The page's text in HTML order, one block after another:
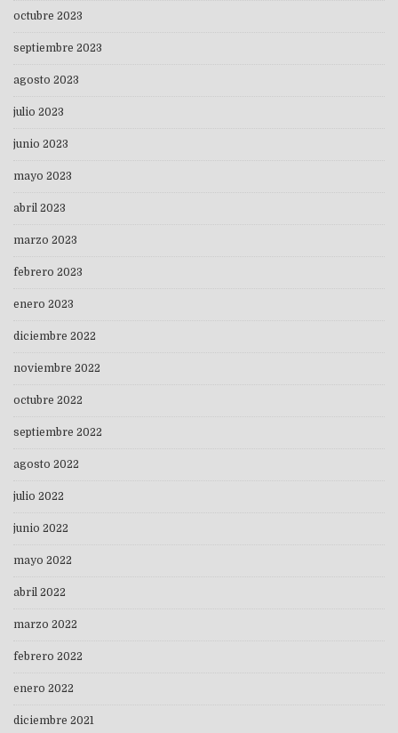
octubre 2023
septiembre 2023
agosto 2023
julio 2023
junio 2023
mayo 2023
abril 2023
marzo 2023
febrero 2023
enero 2023
diciembre 2022
noviembre 2022
octubre 2022
septiembre 2022
agosto 2022
julio 2022
junio 2022
mayo 2022
abril 2022
marzo 2022
febrero 2022
enero 2022
diciembre 2021